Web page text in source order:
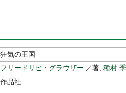
狂気の王国
フリードリヒ・グラウザー ／著, 種村
作品社